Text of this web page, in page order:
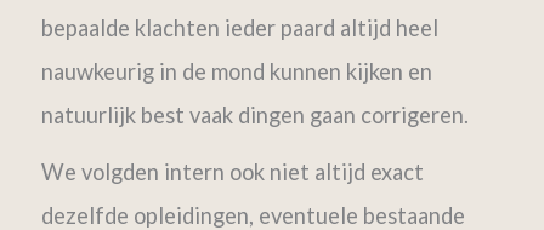
bepaalde klachten ieder paard altijd heel
nauwkeurig in de mond kunnen kijken en
natuurlijk best vaak dingen gaan corrigeren.
We volgden intern ook niet altijd exact
dezelfde opleidingen, eventuele bestaande